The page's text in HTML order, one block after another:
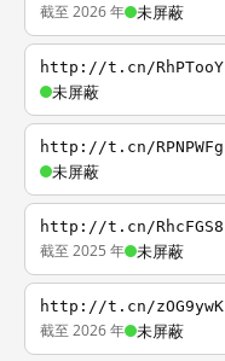
截至 2026 年 未屏蔽
http://t.cn/RhPTooY
未屏蔽
http://t.cn/RPNPWFg
未屏蔽
http://t.cn/RhcFGS8
截至 2025 年 未屏蔽
http://t.cn/zOG9ywK
截至 2026 年 未屏蔽